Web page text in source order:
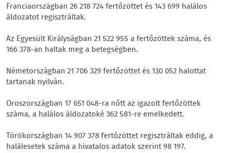
Franciaországban 26 218 724 fertőzöttet és 143 699 halálos
áldozatot regisztráltak.
Az Egyesült Királyságban 21 522 955 a fertőzöttek száma, és
166 378-an haltak meg a betegségben.
Németországban 21 706 329 fertőzöttet és 130 052 halottat
tartanak nyilván.
Oroszországban 17 651 048-ra nőtt az igazolt fertőzöttek
száma, a halálos áldozatoké 362 581-re emelkedett.
Törökországban 14 907 378 fertőzöttet regisztráltak eddig, a
halálesetek száma a hivatalos adatok szerint 98 197.